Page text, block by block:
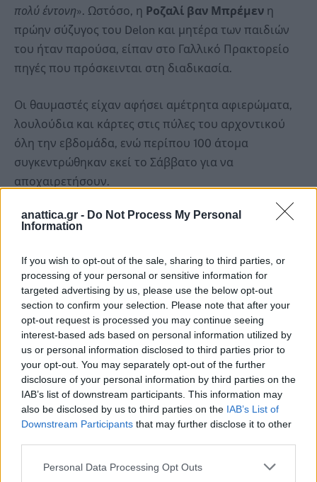
anattica.gr - Do Not Process My Personal
Information
If you wish to opt-out of the sale, sharing to third parties, or
processing of your personal or sensitive information for
targeted advertising by us, please use the below opt-out
section to confirm your selection. Please note that after your
opt-out request is processed you may continue seeing
interest-based ads based on personal information utilized by
us or personal information disclosed to third parties prior to
your opt-out. You may separately opt-out of the further
disclosure of your personal information by third parties on the
IAB’s list of downstream participants. This information may
also be disclosed by us to third parties on the IAB’s List of
Downstream Participants that may further disclose it to other
Personal Data Processing Opt Outs
πολύ έντονη». Ωστόσο, η Ροζαλί βαν Μπρέμεν η
πρώην σύζυγος του Delon και μητέρα των παιδιών
του ήταν παρούσα, είπαν στο Γαλλικό Πρακτορείο
πηγές που πρόσκεινται στη διαδικασία.
Οι θαυμαστές είχαν αφήσει αμέτρητα αφιερώματα,
λουλούδια και κάρτες στις πύλες του αρχοντικού
όλη την εβδομάδα, ενώ περίπου 100 άτομα
συγκεντρώθηκαν εκεί το Σάββατο για να
αποχαιρετήσουν.
Τα τρία παιδιά του Ντελόν, που ήταν μαζί του όταν
πολύ συγκινημένοι από τη ζέση και τη στοργή που
έδειξαν οι θαυμαστές του στη Γαλλία και σε ολόκληρο
τον κόσμο».